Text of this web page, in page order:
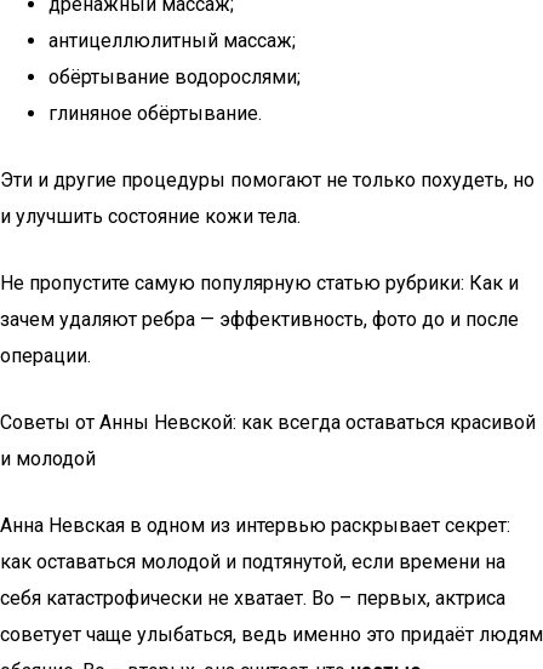
антицеллюлитный массаж;
обёртывание водорослями;
глиняное обёртывание.
Эти и другие процедуры помогают не только похудеть, но
и улучшить состояние кожи тела.
Не пропустите самую популярную статью рубрики: Как и
зачем удаляют ребра — эффективность, фото до и после
операции.
Советы от Анны Невской: как всегда оставаться красивой
и молодой
Анна Невская в одном из интервью раскрывает секрет:
как оставаться молодой и подтянутой, если времени на
себя катастрофически не хватает. Во – первых, актриса
советует чаще улыбаться, ведь именно это придаёт людям